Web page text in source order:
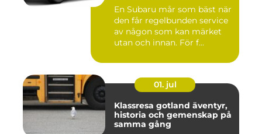
En Subaru mår som bäst när
den får regelbunden service
av någon som kan märket
utan och innan. För f...
01. jul
Klassresa gotland äventyr,
historia och gemenskap på
samma gång